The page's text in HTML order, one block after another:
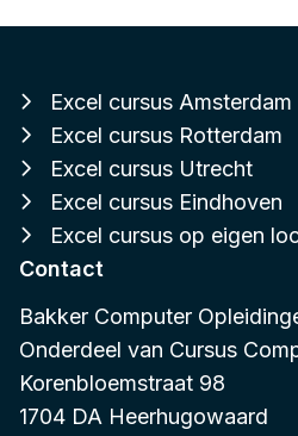
Excel cursus Amsterdam
Excel cursus Rotterdam
Excel cursus Utrecht
Excel cursus Eindhoven
Excel cursus op eigen
Contact
Bakker Computer
Onderdeel van Cursus
Korenbloemstraat 98
1704 DA Heerhugowaard